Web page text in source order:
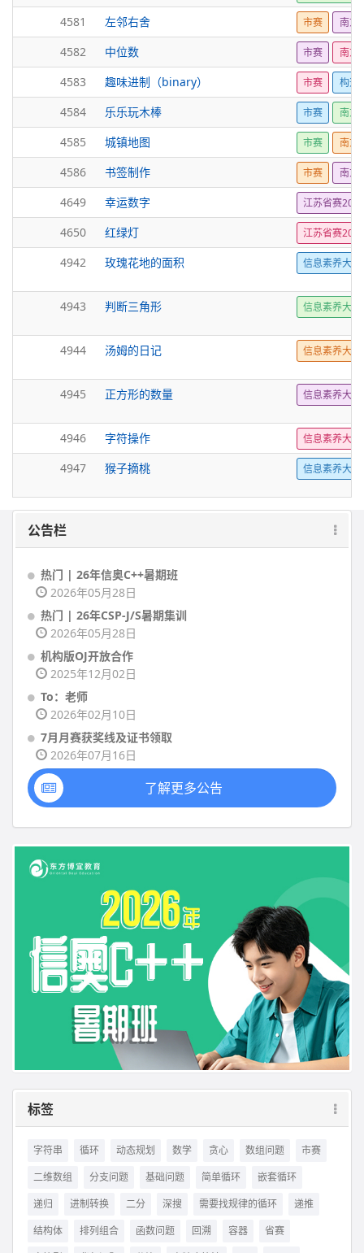
4581 左邻右舍 市赛 南京
4582 中位数 市赛 南京
4583 趣味进制（binary） 市赛 构造
4584 乐乐玩木棒 市赛 南京
4585 城镇地图 市赛 南京
4586 书签制作 市赛 南京
4649 幸运数字 江苏省赛
4650 红绿灯 江苏省赛
4942 玫瑰花地的面积 信息素养大赛
4943 判断三角形 信息素养大赛
4944 汤姆的日记 信息素养大赛
4945 正方形的数量 信息素养大赛
4946 字符操作 信息素养大赛
4947 猴子摘桃 信息素养大赛
公告栏
热门 | 26年信奥C++暑期班
2026年05月28日
热门 | 26年CSP-J/S暑期集训
2026年05月28日
机构版OJ开放合作
2025年12月02日
To：老师
2026年02月10日
7月月赛获奖线及证书领取
2026年07月16日
了解更多公告
标签
字符串 循环 动态规划 数学 贪心 数组问题
市赛
二维数组
分支问题 基础问题 简单循环
嵌套循环
递归
进制转换 二分 深搜 需要找规律的循环
递推
结构体
排列组合 函数问题 回溯 容器
省赛